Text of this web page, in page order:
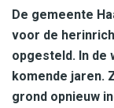
De gemeente
voor de
opgesteld. In de
komende jaren.
grond opnieuw